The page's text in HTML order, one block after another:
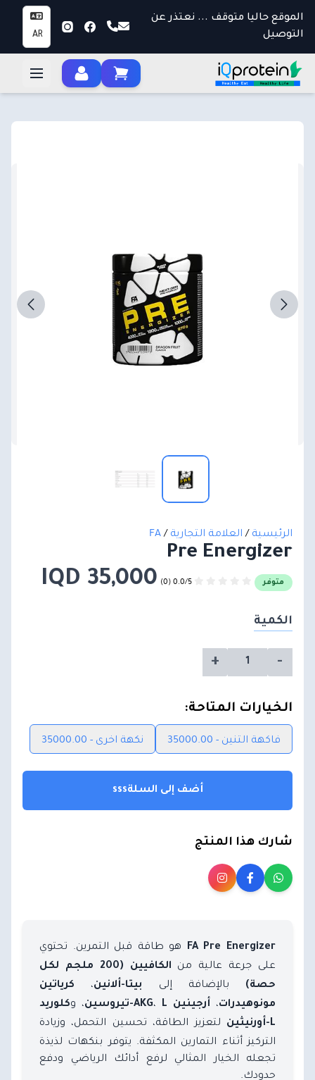
الموقع حاليا متوقف ... نعتذر عن
التوصيل
AR
الرئيسية/العلامة التجارية/
FA
Pre Energizer
متوفر 35,000 IQD
الكمية
-
+
الخيارات المتاحة:
فاكهة التنين - 35000.00 نكهة اخرى - 35000.00
أضف إلى السلةsss
شارك هذا المنتج
FA Pre Energizer
هو طاقة قبل التمرين. تحتوي
على جرعة عالية من
الكافيين (200 ملجم لكل
حصة)
بالإضافة إلى بيتا-ألانين،
كرياتين
مونوهيدرات، أرجينين AKG ، L-تيروسين ، وكلوريد
L-أورنيثين
لتعزيز الطاقة، تحسين التحمل، وزيادة
التركيز أثناء التمارين المكثفة. يتوفر بنكهات لذيذة
تجعله الخيار المثالي لرفع أدائك الرياضي ودفع
حدودك.